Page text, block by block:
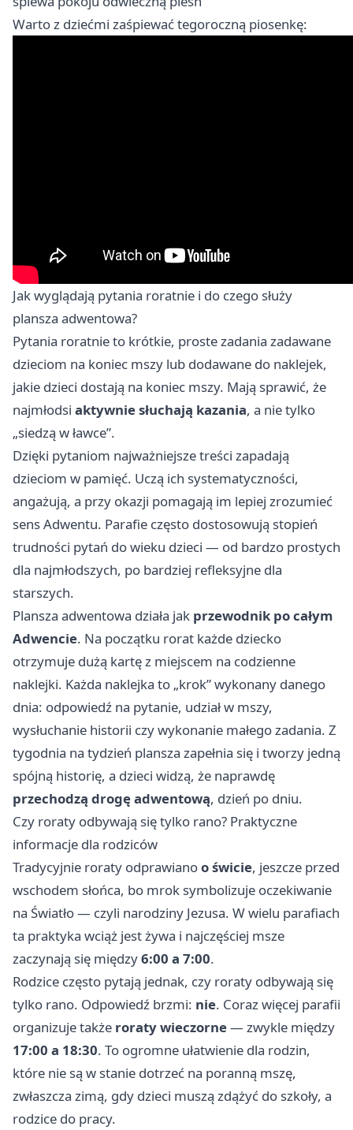
Warto z dziećmi zaśpiewać tegoroczną piosenkę:
Jak wyglądają pytania roratnie i do czego służy
plansza adwentowa?
Pytania roratnie to krótkie, proste zadania zadawane
dzieciom na koniec mszy lub dodawane do naklejek,
jakie dzieci dostają na koniec mszy. Mają sprawić, że
najmłodsi aktywnie słuchają kazania, a nie tylko
„siedzą w ławce”.
Dzięki pytaniom najważniejsze treści zapadają
dzieciom w pamięć. Uczą ich systematyczności,
angażują, a przy okazji pomagają im lepiej zrozumieć
sens Adwentu. Parafie często dostosowują stopień
trudności pytań do wieku dzieci — od bardzo prostych
dla najmłodszych, po bardziej refleksyjne dla
starszych.
Plansza adwentowa działa jak przewodnik po całym
Adwencie. Na początku rorat każde dziecko
otrzymuje dużą kartę z miejscem na codzienne
naklejki. Każda naklejka to „krok” wykonany danego
dnia: odpowiedź na pytanie, udział w mszy,
wysłuchanie historii czy wykonanie małego zadania. Z
tygodnia na tydzień plansza zapełnia się i tworzy jedną
spójną historię, a dzieci widzą, że naprawdę
przechodzą drogę adwentową, dzień po dniu.
Czy roraty odbywają się tylko rano? Praktyczne
informacje dla rodziców
Tradycyjnie roraty odprawianoo świcie, jeszcze przed
wschodem słońca, bo mrok symbolizuje oczekiwanie
na Światło — czyli narodziny Jezusa. W wielu parafiach
ta praktyka wciąż jest żywa i najczęściej msze
zaczynają się między6:00 a 7:00.
Rodzice często pytają jednak, czy roraty odbywają się
tylko rano. Odpowiedź brzmi: nie. Coraz więcej parafii
organizuje także roraty wieczorne— zwykle między
17:00 a 18:30. To ogromne ułatwienie dla rodzin,
które nie są w stanie dotrzeć na poranną mszę,
zwłaszcza zimą, gdy dzieci muszą zdążyć do szkoły, a
rodzice do pracy.